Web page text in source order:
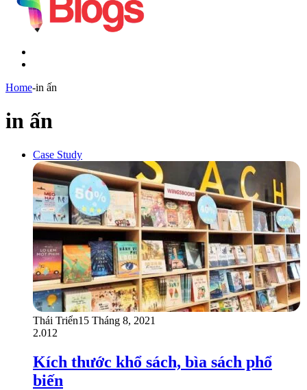
Home-in ấn
in ấn
Case Study
Thái Triển15 Tháng 8, 2021
2.012
Kích thước khổ sách, bìa sách phổ
biến